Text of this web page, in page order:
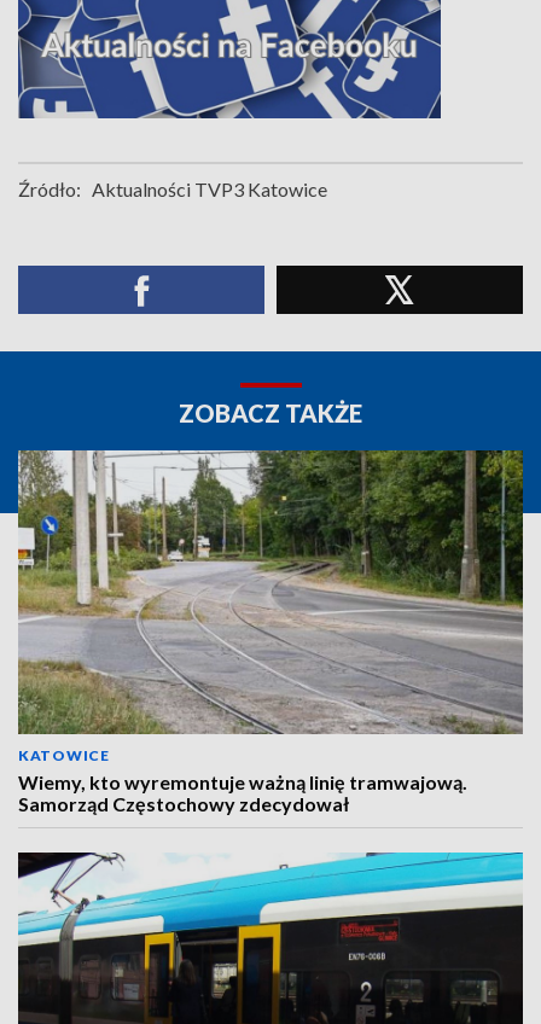
Źródło: Aktualności TVP3 Katowice
ZOBACZ TAKŻE
KATOWICE
Wiemy, kto wyremontuje ważną linię tramwajową.
Samorząd Częstochowy zdecydował